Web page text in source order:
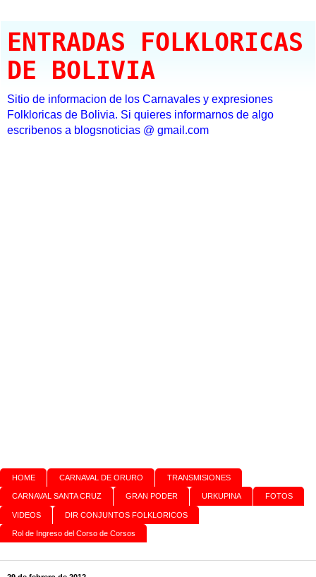
ENTRADAS FOLKLORICAS
DE BOLIVIA
Sitio de informacion de los Carnavales y expresiones
Folkloricas de Bolivia. Si quieres informarnos de algo
escribenos a blogsnoticias @ gmail.com
HOME CARNAVAL DE ORURO TRANSMISIONES
CARNAVAL SANTA CRUZ GRAN PODER URKUPINA FOTOS
VIDEOS DIR CONJUNTOS FOLKLORICOS
Rol de Ingreso del Corso de Corsos